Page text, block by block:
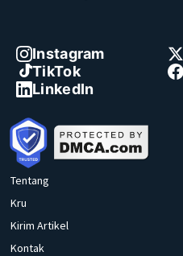
Instagram
TikTok
LinkedIn
Tentang
Kru
Kirim Artikel
Kontak